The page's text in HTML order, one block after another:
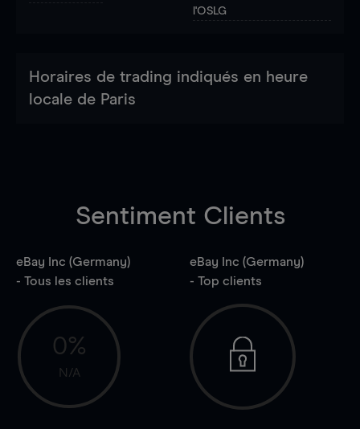
l'OSLG
Horaires de trading indiqués en heure
locale de Paris
Sentiment Clients
eBay Inc (Germany)
- Tous les clients
0%
N/A
eBay Inc (Germany)
- Top clients